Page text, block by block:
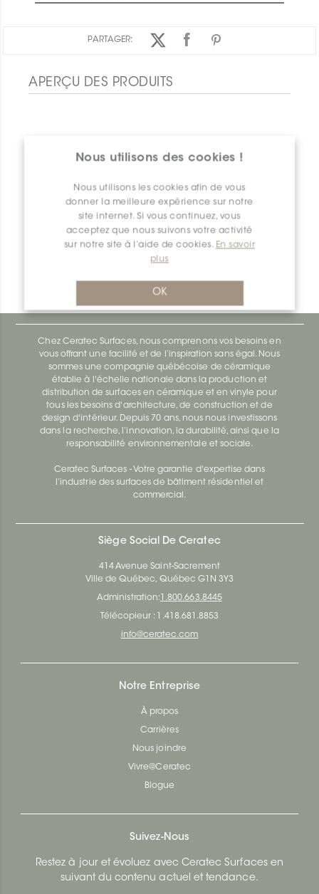
Nous utilisons des cookies !
Nous utilisons les cookies afin de vous
donner la meilleure expérience sur notre
site internet. Si vous continuez, vous
acceptez que nous suivons votre activité
sur notre site à l’aide de cookies. En savoir
plus
OK
PARTAGER:
APERÇU DES PRODUITS
Bara-Rw E90/RW120BW
Chez Ceratec Surfaces, nous comprenons vos besoins en
vous offrant une facilité et de l’inspiration sans égal. Nous
sommes une compagnie québécoise de céramique
établie à l'échelle nationale dans la production et
distribution de surfaces en céramique et en vinyle pour
tous les besoins d'architecture, de construction et de
design d'intérieur. Depuis 70 ans, nous nous investissons
dans la recherche, l’innovation, la durabilité, ainsi que la
responsabilité environnementale et sociale.
Ceratec Surfaces - Votre garantie d'expertise dans
l’industrie des surfaces de bâtiment résidentiel et
commercial.
Siège Social De Ceratec
414 Avenue Saint-Sacrement
Ville de Québec, Québec G1N 3Y3
Administration: 1.800.663.8445
Télécopieur : 1.418.681.8853
info@ceratec.com
Notre Entreprise
À propos
Carrières
Nous joindre
Vivre@Ceratec
Blogue
Suivez-Nous
Restez à jour et évoluez avec Ceratec Surfaces en
suivant du contenu actuel et tendance.